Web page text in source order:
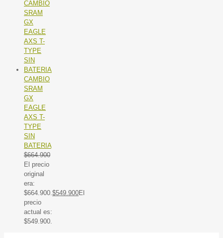
CAMBIO
SRAM
GX
EAGLE
AXS T-
TYPE
SIN
BATERIA
$664.900
El precio
original
era:
$664.900. $549.900El
precio
actual es:
$549.900.